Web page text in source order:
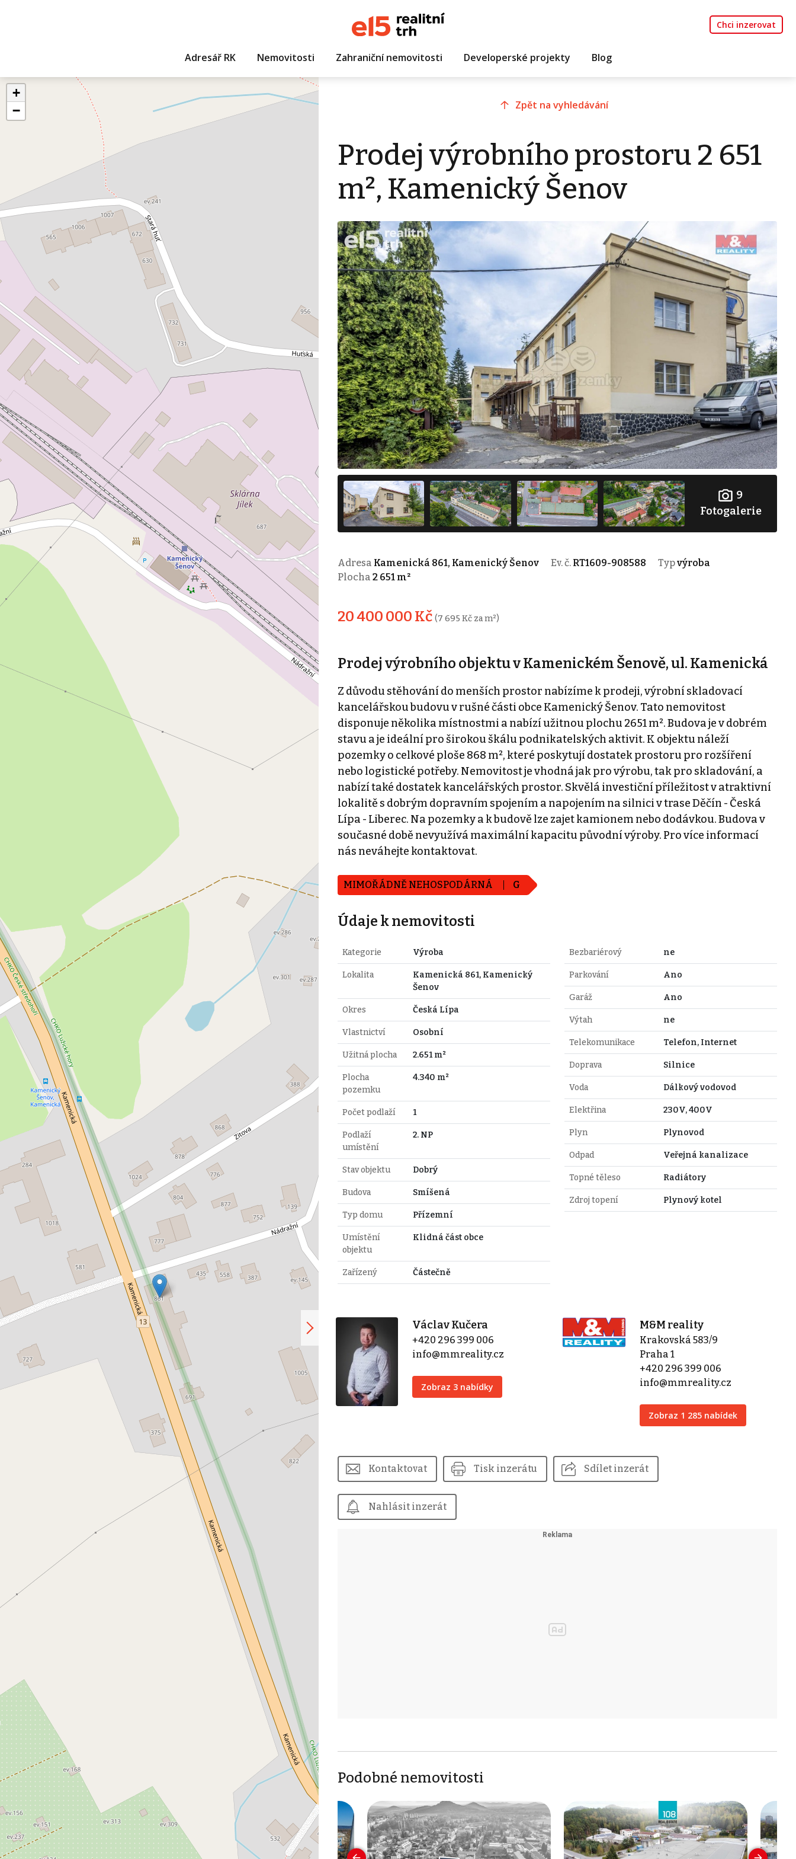
Chci inzerovat
Adresář RK Nemovitosti Zahraniční nemovitosti Developerské projekty Blog
+
−
Zpět na vyhledávání
Prodej výrobního prostoru 2 651
m², Kamenický Šenov
9
Fotogalerie
Adresa Kamenická 861, Kamenický Šenov Ev. č. RT1609-908588 Typvýroba
Plocha 2 651 m²
20 400 000 Kč (7 695 Kč za m²)
Prodej výrobního objektu v Kamenickém Šenově, ul. Kamenická
Z důvodu stěhování do menších prostor nabízíme k prodeji, výrobní skladovací
kancelářskou budovu v rušné části obce Kamenický Šenov. Tato nemovitost
disponuje několika místnostmi a nabízí užitnou plochu 2651 m². Budova je v dobrém
stavu a je ideální pro širokou škálu podnikatelských aktivit. K objektu náleží
pozemky o celkové ploše 868 m², které poskytují dostatek prostoru pro rozšíření
nebo logistické potřeby. Nemovitost je vhodná jak pro výrobu, tak pro skladování, a
nabízí také dostatek kancelářských prostor. Skvělá investiční příležitost v atraktivní
lokalitě s dobrým dopravním spojením a napojením na silnici v trase Děčín - Česká
Lípa - Liberec. Na pozemky a k budově lze zajet kamionem nebo dodávkou. Budova v
současné době nevyužívá maximální kapacitu původní výroby. Pro více informací
nás neváhejte kontaktovat.
MIMOŘÁDNĚ NEHOSPODÁRNÁ G
Údaje k nemovitosti
Kategorie Výroba
Lokalita
Kamenická 861, Kamenický
Šenov
Okres Česká Lípa
Vlastnictví Osobní
Užitná plocha 2.651 m²
Plocha
pozemku
4.340 m²
Počet podlaží 1
Podlaží
umístění
2. NP
Stav objektu Dobrý
Budova Smíšená
Typ domu Přízemní
Umístění
objektu
Klidná část obce
Zařízený Částečně
Bezbariérový ne
Parkování Ano
Garáž Ano
Výtah ne
Telekomunikace Telefon, Internet
Doprava Silnice
Voda Dálkový vodovod
Elektřina 230V, 400V
Plyn Plynovod
Odpad Veřejná kanalizace
Topné těleso Radiátory
Zdroj topení Plynový kotel
Václav Kučera
+420 296 399 006
info@mmreality.cz
Zobraz 3 nabídky
M&M reality
Krakovská 583/9
Praha 1
+420 296 399 006
info@mmreality.cz
Zobraz 1 285 nabídek
Kontaktovat Tisk inzerátu Sdílet inzerát
Nahlásit inzerát
Podobné nemovitosti